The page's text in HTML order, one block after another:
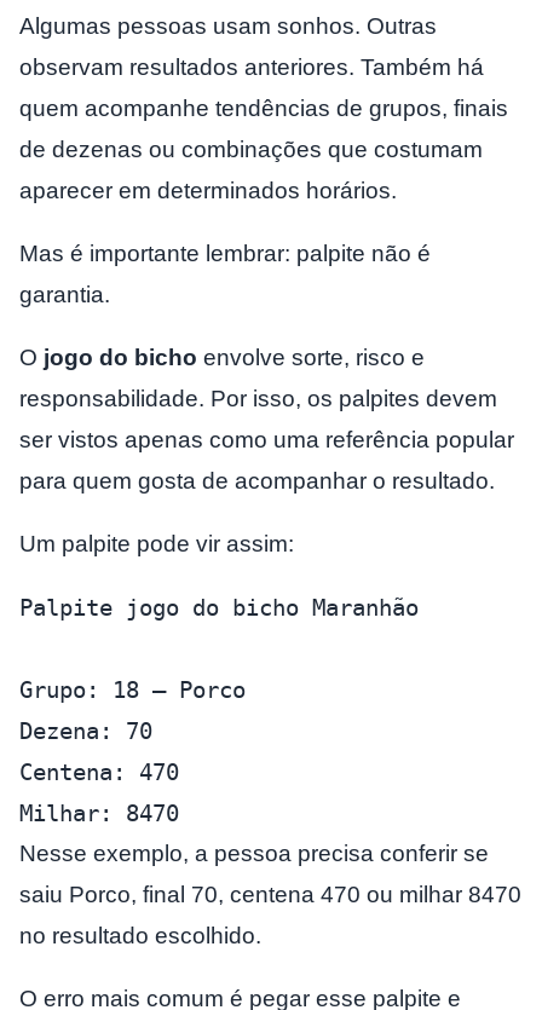
Algumas pessoas usam sonhos. Outras
observam resultados anteriores. Também há
quem acompanhe tendências de grupos, finais
de dezenas ou combinações que costumam
aparecer em determinados horários.
Mas é importante lembrar: palpite não é
garantia.
O jogo do bicho envolve sorte, risco e
responsabilidade. Por isso, os palpites devem
ser vistos apenas como uma referência popular
para quem gosta de acompanhar o resultado.
Um palpite pode vir assim:
Palpite jogo do bicho Maranhão
Grupo: 18 – Porco
Dezena: 70
Centena: 470
Milhar: 8470
Nesse exemplo, a pessoa precisa conferir se
saiu Porco, final 70, centena 470 ou milhar 8470
no resultado escolhido.
O erro mais comum é pegar esse palpite e